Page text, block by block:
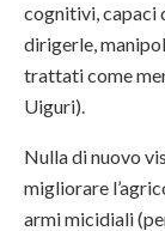
cognitivi, capaci
dirigerle,
trattati come
Uiguri).
Nulla di nuovo
migliorare
armi micidiali